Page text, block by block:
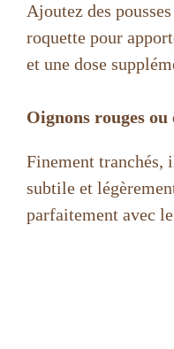
Ajoutez des
roquette pour
et une dose
Oignons rouges ou
Finement tranchés,
subtile et
parfaitement avec